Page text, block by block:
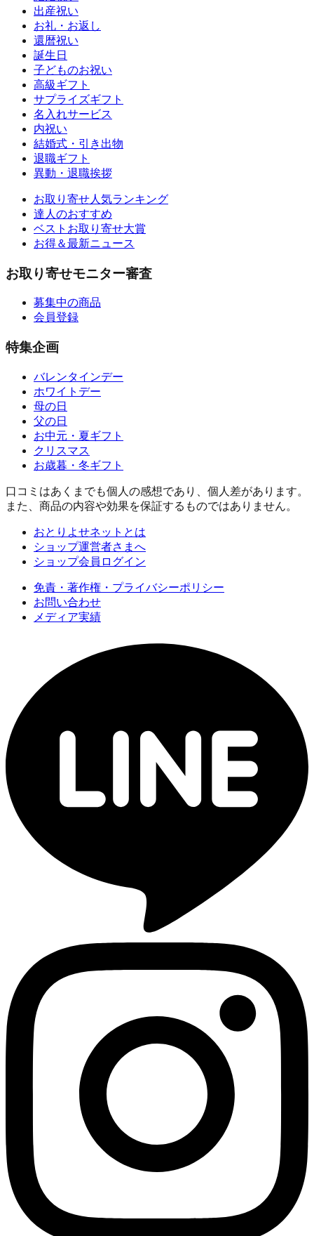
出産祝い
お礼・お返し
還暦祝い
誕生日
子どものお祝い
高級ギフト
サプライズギフト
名入れサービス
内祝い
結婚式・引き出物
退職ギフト
異動・退職挨拶
お取り寄せ人気ランキング
達人のおすすめ
ベストお取り寄せ大賞
お得＆最新ニュース
お取り寄せモニター審査
募集中の商品
会員登録
特集企画
バレンタインデー
ホワイトデー
母の日
父の日
お中元・夏ギフト
クリスマス
お歳暮・冬ギフト
口コミはあくまでも個人の感想であり、個人差があります。
また、商品の内容や効果を保証するものではありません。
おとりよせネットとは
ショップ運営者さまへ
ショップ会員ログイン
免責・著作権・プライバシーポリシー
お問い合わせ
メディア実績